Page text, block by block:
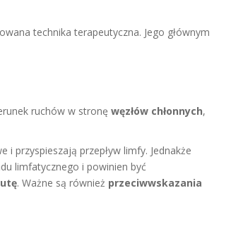
technika terapeutyczna. Jego głównym
ruchów w stronę węzłów chłonnych,
i przyspieszają przepływ limfy. Jednakże
limfatycznego i powinien być
. Ważne są również przeciwwskazania